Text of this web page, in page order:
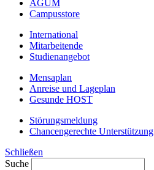
AGUM
Campusstore
International
Mitarbeitende
Studienangebot
Mensaplan
Anreise und Lageplan
Gesunde HOST
Störungsmeldung
Chancengerechte Unterstützung
Schließen
Suche